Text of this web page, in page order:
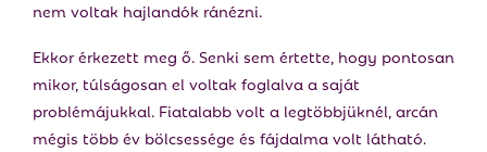
nem voltak hajlandók ránézni.
Ekkor érkezett meg ő. Senki sem értette, hogy pontosan
mikor, túlságosan el voltak foglalva a saját
problémájukkal. Fiatalabb volt a legtöbbjüknél, arcán
mégis több év bölcsessége és fájdalma volt látható.